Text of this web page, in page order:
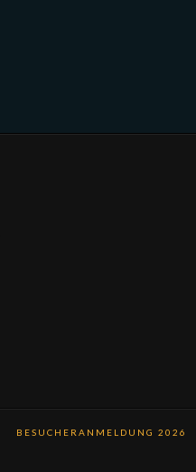
BESUCHERANMELDUNG 2026